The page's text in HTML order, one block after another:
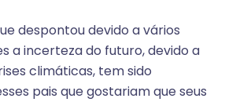
despontou devido a vários
a incerteza do futuro, devido a
climáticas, tem sido
pais que gostariam que seus